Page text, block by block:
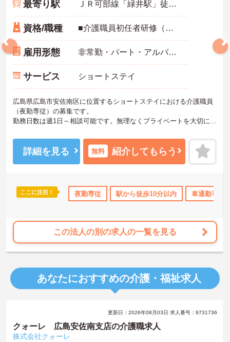
無資格OK 資格取得サポート 研修制度あり 産休･育休･介
最寄り駅 ＪＲ可部線「緑井駅」徒歩9分
資格/職種 ■介護職員初任者研修（ヘルパー2級）以上：必須 ■実務経験：必須（介護経験3年以上）
雇用形態 非常勤・パート・アルバイト
サービス ショートステイ
広島県広島市安佐南区に位置するショートステイにおける介護職員
（夜勤専従）の募集です。
勤務日数は週1日～相談可能です。無理なくプライベートを大切にし
が苦になりません。
ご興味のある方には、面接対策ポイントなど、さらに詳細をご案内
しますのでお気軽にご相談ください！
詳細を見る 無料 紹介してもらう
ここに注目！ 夜勤専従 駅から徒歩10分以内 車通勤可
この法人の別の求人の一覧を見る
あなたにおすすめの介護・福祉求人
更新日：2026年08月03日 求人番号：9731736
クォーレ 広島安佐南支店の介護職求人
株式会社クォーレ